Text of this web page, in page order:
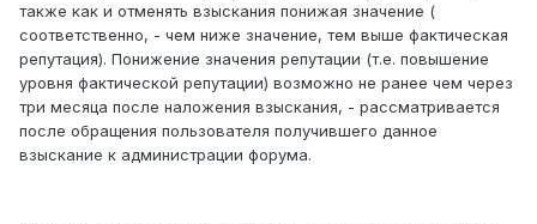
также как и отменять взыскания понижая значение (
соответственно, - чем ниже значение, тем выше фактическая
репутация). Понижение значения репутации (т.е. повышение
уровня фактической репутации) возможно не ранее чем через
три месяца после наложения взыскания, - рассматривается
после обращения пользователя получившего данное
взыскание к администрации форума.